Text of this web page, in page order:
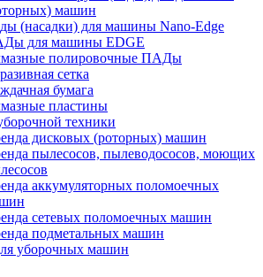
машин
(насадки) для машины Nano-Edge
для машины EDGE
полировочные ПАДы
сетка
бумага
пластины
техники
дисковых (роторных) машин
пылесосов, пылеводососов, моющих
аккумуляторных поломоечных
сетевых поломоечных машин
подметальных машин
уборочных машин